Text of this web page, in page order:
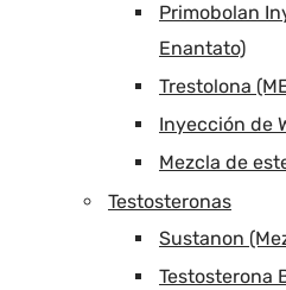
Primobolan
Enantato)
Trestolona
Inyección de
Mezcla de
Testosteronas
Sustanon
Testosterona